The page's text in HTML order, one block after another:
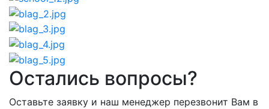
Остались вопросы?
Оставьте заявку и наш менеджер перезвонит Вам в